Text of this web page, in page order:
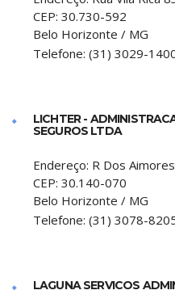
CEP: 30.730-592
Belo Horizonte / MG
Telefone: (31) 3029-
LICHTER -
SEGUROS LTDA
Endereço: R Dos
CEP: 30.140-070
Belo Horizonte / MG
Telefone: (31) 3078-
LAGUNA SERVICOS